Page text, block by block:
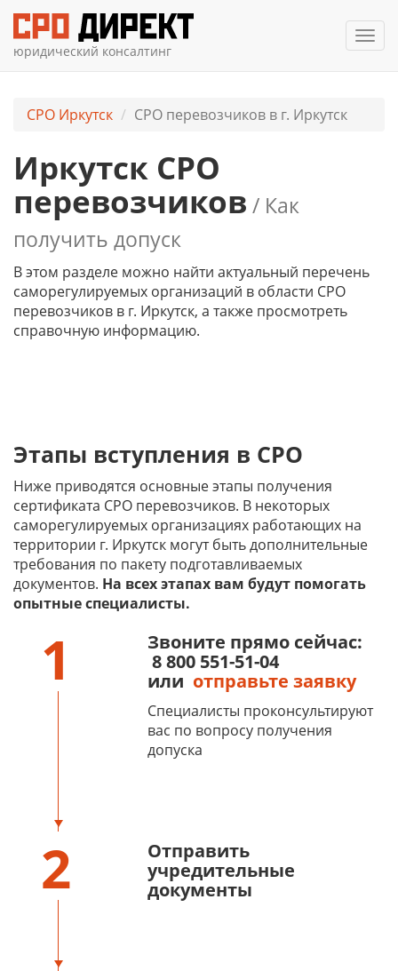
юридический консалтинг
СРО Иркутск СРО перевозчиков в г. Иркутск
Иркутск СРО
перевозчиков / Как
получить допуск
В этом разделе можно найти актуальный перечень
саморегулируемых организаций в области СРО
перевозчиков в г. Иркутск, а также просмотреть
справочную информацию.
Этапы вступления в СРО
Ниже приводятся основные этапы получения
сертификата СРО перевозчиков. В некоторых
саморегулируемых организациях работающих на
территории г. Иркутск могут быть дополнительные
требования по пакету подготавливаемых
документов. На всех этапах вам будут помогать
опытные специалисты.
1
Звоните прямо сейчас:
8 800 551-51-04
или отправьте заявку
Специалисты проконсультируют
вас по вопросу получения
допуска
2
Отправить
учредительные
документы